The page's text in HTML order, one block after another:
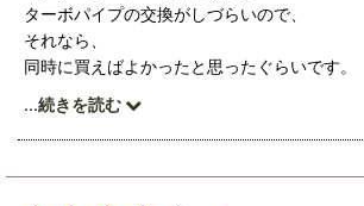
ターボパイプの交換がしづらいので、
それなら、
同時に買えばよかったと思ったぐらいです。
走行後、
純正インタークーラーでも、
入りと出のエアーの温度差の違いが、
...続きを読む